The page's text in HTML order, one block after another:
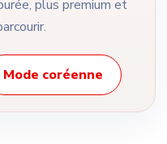
plus premium et
Mode coréenne